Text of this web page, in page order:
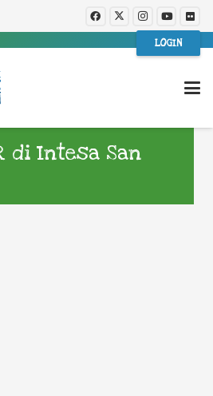
LOGIN
di Intesa San